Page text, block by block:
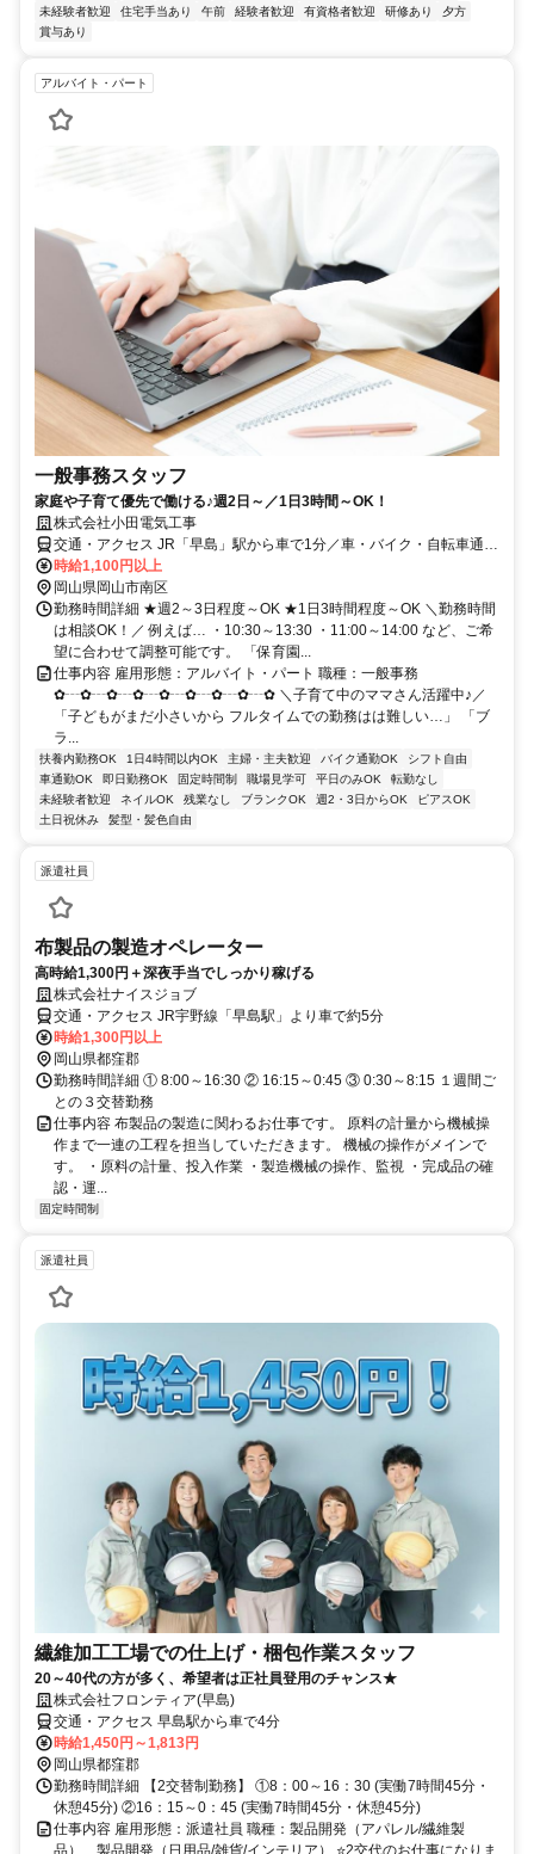
未経験者歓迎
住宅手当あり 午前 経験者歓迎 有資格者歓迎 研修あり
夕方
賞与あり
アルバイト・パート
一般事務スタッフ
家庭や子育て優先で働ける♪週2日～／1日3時間～OK！
株式会社小田電気工事
交通・アクセス JR「早島」駅から車で1分／車・バイク・自転車通勤
OK！
時給1,100円以上
岡山県岡山市南区
勤務時間詳細 ★週2～3日程度～OK ★1日3時間程度～OK ＼勤務時間
は相談OK！／ 例えば… ・10:30～13:30 ・11:00～14:00 など、ご希
望に合わせて調整可能です。 「保育園...
仕事内容 雇用形態：アルバイト・パート 職種：一般事務
✿┄✿┄✿┄✿┄✿┄✿┄✿┄✿┄✿ ＼子育て中のママさん活躍中♪／
「子どもがまだ小さいから フルタイムでの勤務はは難しい…」 「ブ
ラ...
扶養内勤務OK 1日4時間以内OK 主婦・主夫歓迎 バイク通勤OK
シフト自由
車通勤OK
即日勤務OK 固定時間制 職場見学可 平日のみOK
転勤なし
未経験者歓迎
ネイルOK 残業なし ブランクOK 週2・3日からOK
ピアスOK
土日祝休み
髪型・髪色自由
派遣社員
布製品の製造オペレーター
高時給1,300円＋深夜手当でしっかり稼げる
株式会社ナイスジョブ
交通・アクセス JR宇野線「早島駅」より車で約5分
時給1,300円以上
岡山県都窪郡
勤務時間詳細 ① 8:00～16:30 ② 16:15～0:45 ③ 0:30～8:15 １週間ご
との３交替勤務
仕事内容 布製品の製造に関わるお仕事です。 原料の計量から機械操
作まで一連の工程を担当していただきます。 機械の操作がメインで
す。 ・原料の計量、投入作業 ・製造機械の操作、監視 ・完成品の確
認・運...
固定時間制
派遣社員
繊維加工工場での仕上げ・梱包作業スタッフ
20～40代の方が多く、希望者は正社員登用のチャンス★
株式会社フロンティア(早島)
交通・アクセス 早島駅から車で4分
時給1,450円～1,813円
岡山県都窪郡
勤務時間詳細 【2交替制勤務】 ①8：00～16：30 (実働7時間45分・
休憩45分) ②16：15～0：45 (実働7時間45分・休憩45分)
仕事内容 雇用形態：派遣社員 職種：製品開発（アパレル/繊維製